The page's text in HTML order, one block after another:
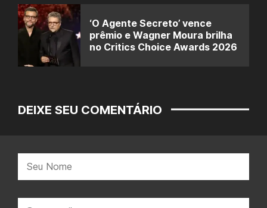
‘O Agente Secreto’ vence
prêmio e Wagner Moura brilha
no Critics Choice Awards 2026
DEIXE SEU COMENTÁRIO